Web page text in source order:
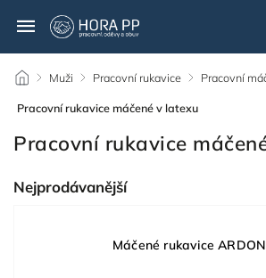
/ Muži / Pracovní rukavice / Pracovní
Pracovní rukavice máčené v latexu
Pracovní rukavice
Nejprodávanější
Máčené rukavice